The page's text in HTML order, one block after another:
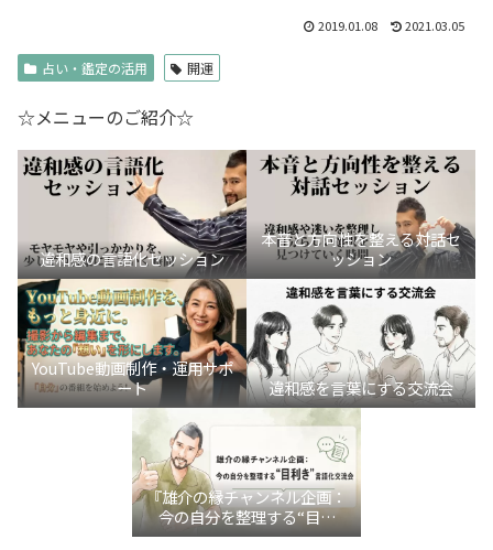
2019.01.08 2021.03.05
占い・鑑定の活用 開運
☆メニューのご紹介☆
違和感の言語化セッション
本音と方向性を整える対話セ
ッション
YouTube動画制作・運用サポ
ート
違和感を言葉にする交流会
『雄介の縁チャンネル企画：
今の自分を整理する“目利
き”言語化交流会』